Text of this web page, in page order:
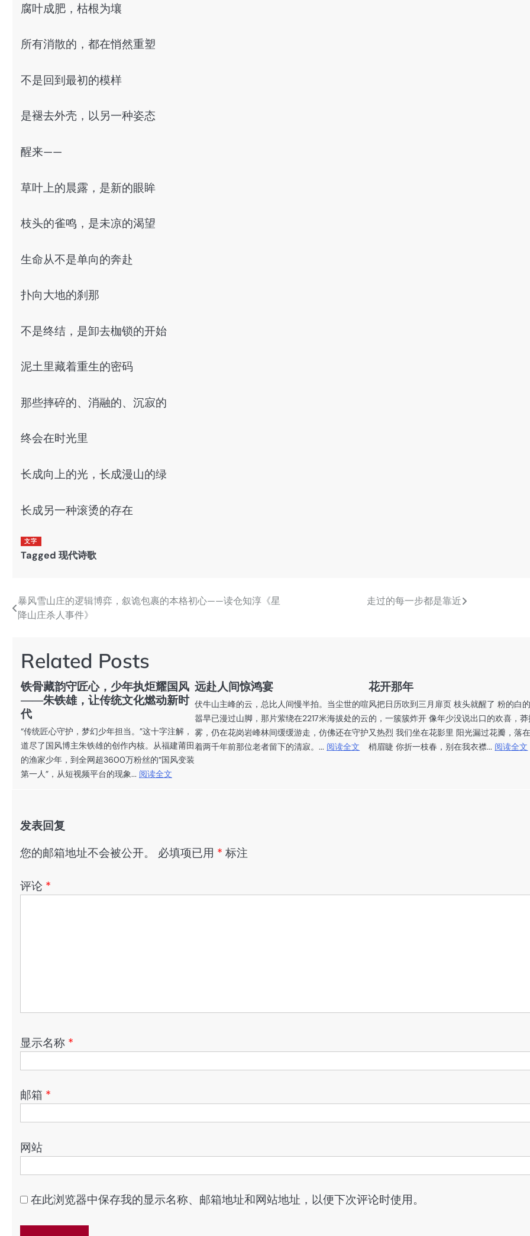
腐叶成肥，枯根为壤
所有消散的，都在悄然重塑
不是回到最初的模样
是褪去外壳，以另一种姿态
醒来——
草叶上的晨露，是新的眼眸
枝头的雀鸣，是未凉的渴望
生命从不是单向的奔赴
扑向大地的刹那
不是终结，是卸去枷锁的开始
泥土里藏着重生的密码
那些摔碎的、消融的、沉寂的
终会在时光里
长成向上的光，长成漫山的绿
长成另一种滚烫的存在
文字
Tagged 现代诗歌
文
章
航
暴风雪山庄的逻辑博弈，叙诡包裹的本格初心——读仓知淳《星
降山庄杀人事件》
走过的每一步都是靠近
Related Posts
铁骨藏韵守匠心，少年执炬耀国风
——朱铁雄，让传统文化燃动新时
代
“传统匠心守护，梦幻少年担当。”这十字注解，
道尽了国风博主朱铁雄的创作内核。从福建莆田
的渔家少年，到全网超3600万粉丝的“国风变装
第一人”，从短视频平台的现象... 阅读全文
远赴人间惊鸿宴
伏牛山主峰的云，总比人间慢半拍。当尘世的喧
嚣早已漫过山脚，那片萦绕在2217米海拔处的云
雾，仍在花岗岩峰林间缓缓游走，仿佛还在守护
着两千年前那位老者留下的清寂。... 阅读全文
花开那年
风把日历吹到三月扉页 枝头就醒了 粉的白
的，一簇簇炸开 像年少没说出口的欢喜，
又热烈 我们坐在花影里 阳光漏过花瓣，落
梢眉睫 你折一枝春，别在我衣襟... 阅读全文
发表回复
您的邮箱地址不会被公开。 必填项已用 * 标注
评论 *
显示名称 *
邮箱 *
网站
在此浏览器中保存我的显示名称、邮箱地址和网站地址，以便下次评论时使用。